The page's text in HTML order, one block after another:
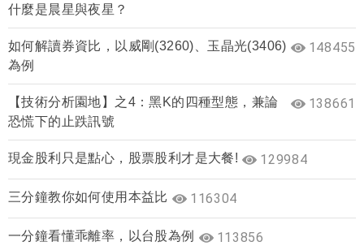
什麼是晨星與夜星？
如何解讀券資比，以威剛(3260)、玉晶光(3406)
為例
148455
【技術分析園地】之4：黑K的四種型態，兼論
恐慌下的止跌訊號
138661
現金股利只是點心，股票股利才是大餐! 129984
三分鐘教你如何使用本益比 116304
一分鐘看懂乖離率，以台股為例 113856